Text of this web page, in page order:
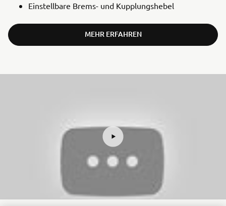
Einstellbare Brems- und Kupplungshebel
MEHR ERFAHREN